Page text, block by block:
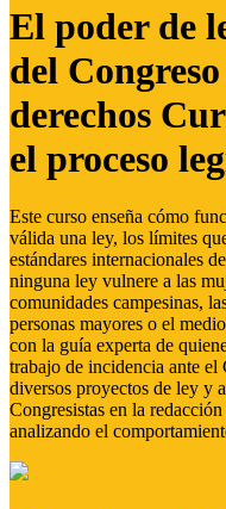
El poder de
del
derechos
el proceso
Este curso enseña cómo
válida una ley, los límites
estándares internacionales
ninguna ley vulnere a las
comunidades campesinas,
personas mayores o el
con la guía experta de
trabajo de incidencia ante
diversos proyectos de ley y
Congresistas en la
analizando el